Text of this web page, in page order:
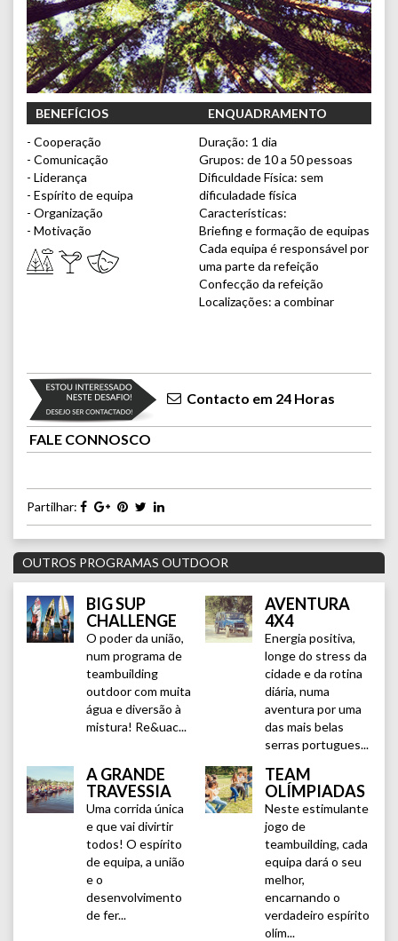
BENEFÍCIOS
- Cooperação
- Comunicação
- Liderança
- Espírito de equipa
- Organização
- Motivação
ENQUADRAMENTO
Duração: 1 dia
Grupos: de 10 a 50 pessoas
Dificuldade Física: sem
dificuladade física
Características:
Briefing e formação de equipas
Cada equipa é responsável por
uma parte da refeição
Confecção da refeição
Localizações: a combinar
Contacto em 24 Horas
FALE CONNOSCO
Partilhar:
OUTROS PROGRAMAS OUTDOOR
BIG SUP
CHALLENGE
O poder da união,
num programa de
teambuilding
outdoor com muita
água e diversão à
mistura! Re&uac...
AVENTURA
4X4
Energia positiva,
longe do stress da
cidade e da rotina
diária, numa
aventura por uma
das mais belas
serras portugues...
A GRANDE
TRAVESSIA
Uma corrida única
e que vai divirtir
todos! O espírito
de equipa, a união
e o
desenvolvimento
de fer...
TEAM
OLÍMPIADAS
Neste estimulante
jogo de
teambuilding, cada
equipa dará o seu
melhor,
encarnando o
verdadeiro espírito
olím...